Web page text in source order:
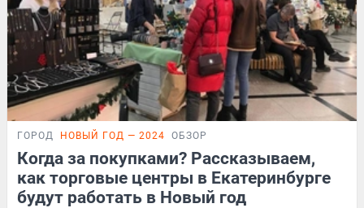
ГОРОД НОВЫЙ ГОД — 2024 ОБЗОР
Когда за покупками? Рассказываем,
как торговые центры в Екатеринбурге
будут работать в Новый год